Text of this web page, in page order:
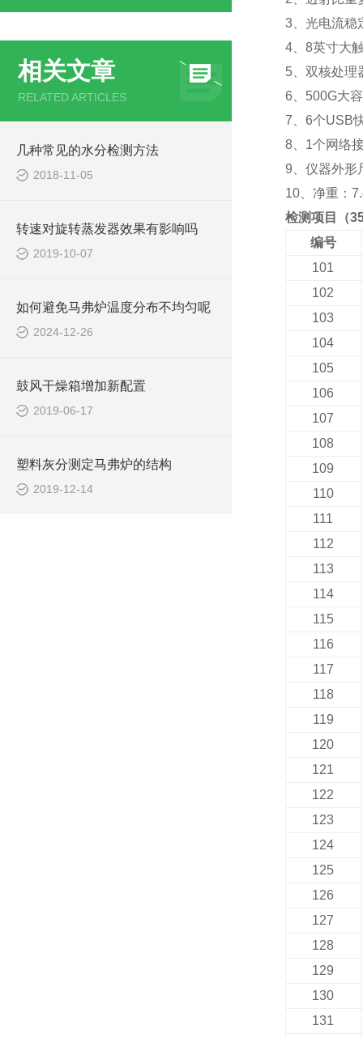
相关文章
RELATED ARTICLES
几种常见的水分检测方法
2018-11-05
转速对旋转蒸发器效果有影响吗
2019-10-07
如何避免马弗炉温度分布不均匀呢
2024-12-26
鼓风干燥箱增加新配置
2019-06-17
塑料灰分测定马弗炉的结构
2019-12-14
3、光电流稳
4、8英寸大
5、双核处理
6、500G大
7、6个USB
8、1个网络
9、仪器外形
10、净重：
检测项目（
编号
101
102
103
104
105
106
107
108
109
110
111
112
113
114
115
116
117
118
119
120
121
122
123
124
125
126
127
128
129
130
131